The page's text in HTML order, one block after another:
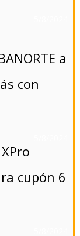
a
con
cupón 6